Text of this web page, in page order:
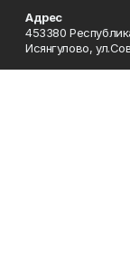
Адрес
453380
Исянгулово,
Рекламная